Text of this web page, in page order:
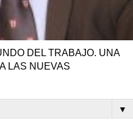
DEL TRABAJO. UNA
LAS NUEVAS
▼